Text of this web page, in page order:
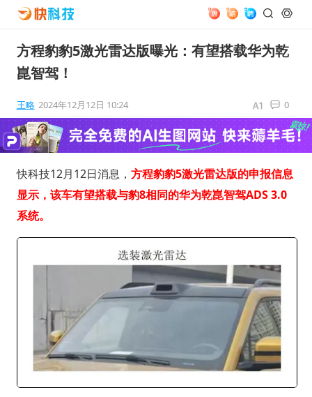
方程豹豹5激光雷达版曝光：有望搭载华为乾
崑智驾！
王略 2024年12月12日 10:24 0
快科技12月12日消息， 方程豹豹5激光雷达版的申报信息
显示，该车有望搭载与豹8相同的华为乾崑智驾ADS 3.0
系统。